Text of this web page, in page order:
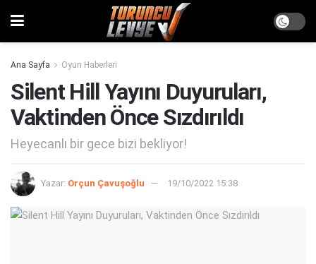
Ana Sayfa Oyun Haberleri
Silent Hill Yayını Duyuruları,
Vaktinden Önce Sızdırıldı
Heyecanlı bir gece bizi bekliyor!
Yazar: Orçun Çavuşoğlu 19/10/2022 15:38